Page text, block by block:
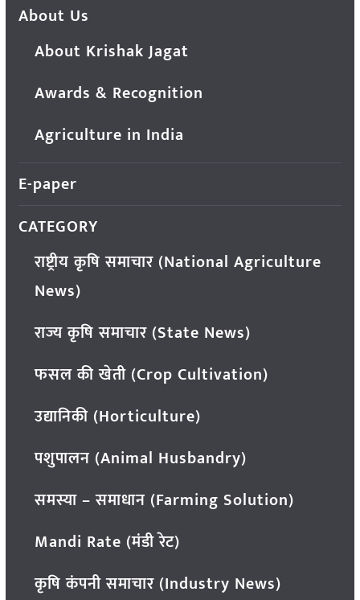
About Us
About Krishak Jagat
Awards & Recognition
Agriculture in India
E-paper
CATEGORY
राष्ट्रीय कृषि समाचार (National Agriculture
News)
राज्य कृषि समाचार (State News)
फसल की खेती (Crop Cultivation)
उद्यानिकी (Horticulture)
पशुपालन (Animal Husbandry)
समस्या – समाधान (Farming Solution)
Mandi Rate (मंडी रेट)
कृषि कंपनी समाचार (Industry News)